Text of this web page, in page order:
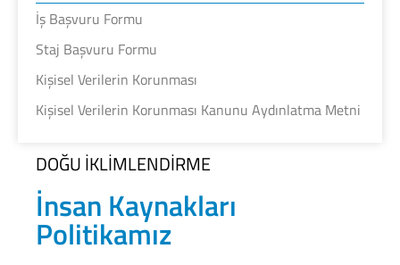
İş Başvuru Formu
Staj Başvuru Formu
Kişisel Verilerin Korunması
Kişisel Verilerin Korunması Kanunu Aydınlatma Metni
DOĞU İKLİMLENDİRME
İnsan Kaynakları
Politikamız